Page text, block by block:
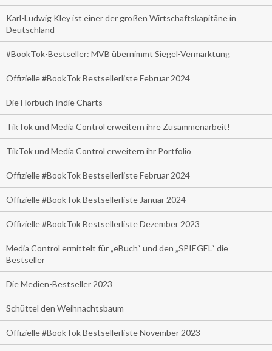
Karl-Ludwig Kley ist einer der großen Wirtschaftskapitäne in
Deutschland
#BookTok-Bestseller: MVB übernimmt Siegel-Vermarktung
Offizielle #BookTok Bestsellerliste Februar 2024
Die Hörbuch Indie Charts
TikTok und Media Control erweitern ihre Zusammenarbeit!
TikTok und Media Control erweitern ihr Portfolio
Offizielle #BookTok Bestsellerliste Februar 2024
Offizielle #BookTok Bestsellerliste Januar 2024
Offizielle #BookTok Bestsellerliste Dezember 2023
Media Control ermittelt für „eBuch“ und den „SPIEGEL“ die
Bestseller
Die Medien-Bestseller 2023
Schüttel den Weihnachtsbaum
Offizielle #BookTok Bestsellerliste November 2023